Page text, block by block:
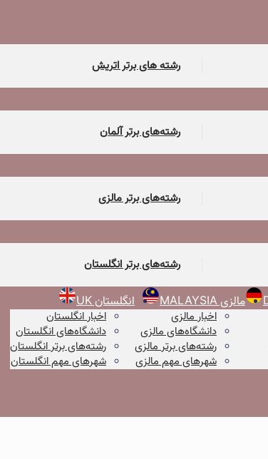
رشته های برتر اتریش
رشته‌های برتر آلمان
رشته‌های برتر مالزی
رشته‌های برتر انگلستان
مالزی MALAYSIA
اخبار مالزی
دانشگاه‌های مالزی
رشته‌های برتر مالزی
شهرهای مهم مالزی
انگلستان UK
اخبار انگلستان
دانشگاه‌های انگلستان
رشته‌های برتر انگلستان
شهرهای مهم انگلستان